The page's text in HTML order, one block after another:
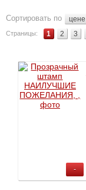
Сортировать по цене
Страницы: 1 2 3
-